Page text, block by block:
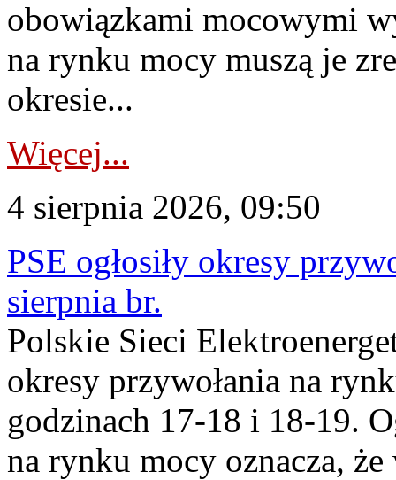
obowiązkami mocowymi
na rynku mocy muszą je
okresie...
Więcej...
4 sierpnia 2026, 09:50
PSE ogłosiły okresy
sierpnia br.
Polskie Sieci
okresy przywołania na
godzinach 17-18 i 18-19.
na rynku mocy oznacza,